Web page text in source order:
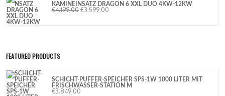
KAMINEINSATZ DRAGON 6 XXL DUO 4KW-12KW
€4.199,00 €3.599,00
FEATURED PRODUCTS
SCHICHT-PUFFER-SPEICHER SPS-1W 1000 LITER MIT
FRISCHWASSER-STATION M
€3.849,00